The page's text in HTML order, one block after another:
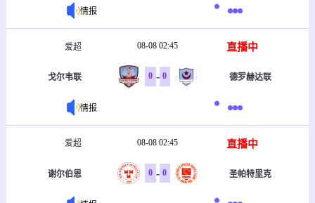
情报
爱超 08-08 02:45 直播中
戈尔韦联 0 - 0 德罗赫达联
情报
爱超 08-08 02:45 直播中
谢尔伯恩 0 - 0 圣帕特里克